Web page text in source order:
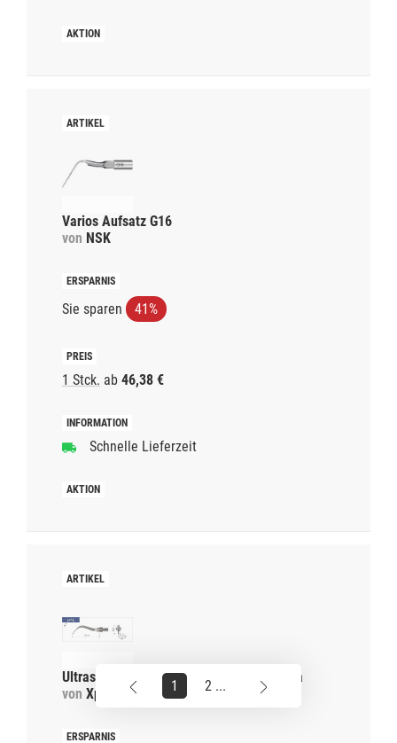
Varios Aufsatz G16
von NSK
Sie sparen 41%
1 Stck. ab 46,38 €
Schnelle Lieferzeit
Ultraschallspitze Universal sr4L für Sirona
von Xpedent 1 2 ...